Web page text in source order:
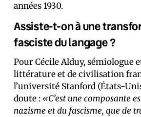
années 1930.
Assiste-t-on à une
fasciste du langage ?
Pour Cécile Alduy, sémiologue
littérature et de civilisation
l’université Stanford (États-
doute : «C’est une composante
nazisme et du fascisme, que de